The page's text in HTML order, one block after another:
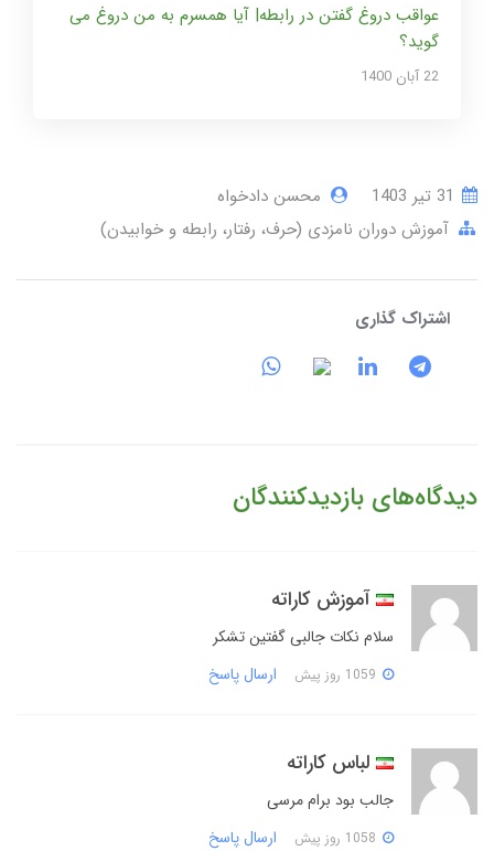
عواقب دروغ گفتن در رابطه| آیا همسرم به من دروغ می
گوید؟
22 آبان 1400
محسن دادخواه
آموزش دوران نامزدی (حرف، رفتار، رابطه و خوابیدن)
اشتراک گذاری
دیدگاه‌های بازدیدکنندگان
آموزش کاراته
سلام نکات جالبی گفتین تشکر
ارسال پاسخ
لباس کاراته
جالب بود برام مرسی
ارسال پاسخ